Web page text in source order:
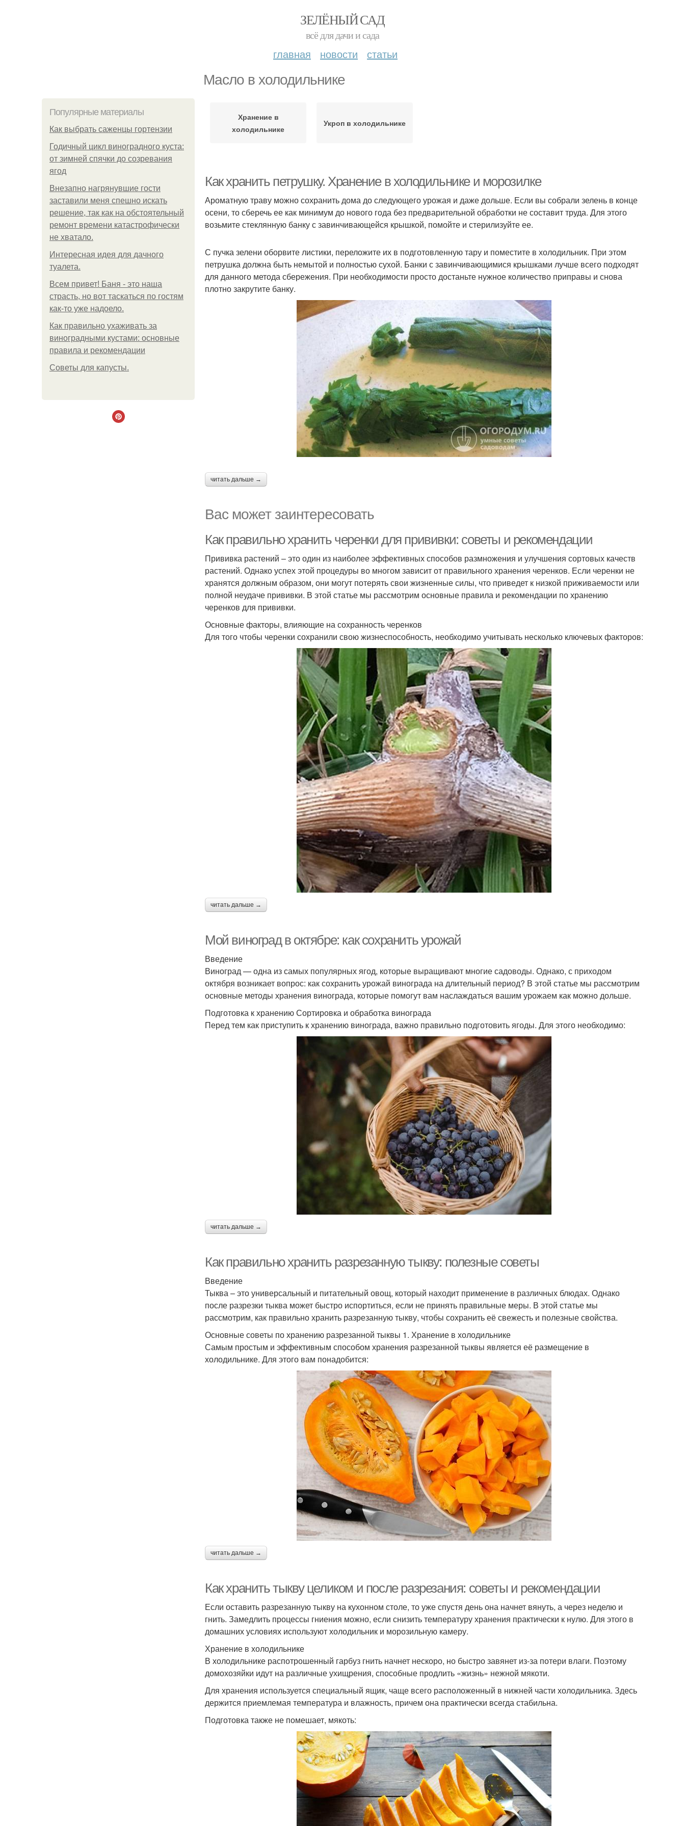
ЗЕЛЁНЫЙ САД
всё для дачи и сада
главная новости статьи
Масло в холодильнике
Популярные материалы
Как выбрать саженцы гортензии
Годичный цикл виноградного куста:
от зимней спячки до созревания
ягод
Внезапно нагрянувшие гости
заставили меня спешно искать
решение, так как на обстоятельный
ремонт времени катастрофически
не хватало.
Интересная идея для дачного
туалета.
Всем привет! Баня - это наша
страсть, но вот таскаться по гостям
как-то уже надоело.
Как правильно ухаживать за
виноградными кустами: основные
правила и рекомендации
Советы для капусты.
Хранение в
холодильнике
Укроп в холодильнике
Как хранить петрушку. Хранение в холодильнике и морозилке
Ароматную траву можно сохранить дома до следующего урожая и даже дольше. Если вы собрали зелень в конце
осени, то сберечь ее как минимум до нового года без предварительной обработки не составит труда. Для этого
возьмите стеклянную банку с завинчивающейся крышкой, помойте и стерилизуйте ее.
С пучка зелени оборвите листики, переложите их в подготовленную тару и поместите в холодильник. При этом
петрушка должна быть немытой и полностью сухой. Банки с завинчивающимися крышками лучше всего подходят
для данного метода сбережения. При необходимости просто достаньте нужное количество приправы и снова
плотно закрутите банку.
читать дальше →
Вас может заинтересовать
Как правильно хранить черенки для прививки: советы и рекомендации
Прививка растений – это один из наиболее эффективных способов размножения и улучшения сортовых качеств
растений. Однако успех этой процедуры во многом зависит от правильного хранения черенков. Если черенки не
хранятся должным образом, они могут потерять свои жизненные силы, что приведет к низкой приживаемости или
полной неудаче прививки. В этой статье мы рассмотрим основные правила и рекомендации по хранению
черенков для прививки.
Основные факторы, влияющие на сохранность черенков
Для того чтобы черенки сохранили свою жизнеспособность, необходимо учитывать несколько ключевых факторов:
читать дальше →
Мой виноград в октябре: как сохранить урожай
Введение
Виноград — одна из самых популярных ягод, которые выращивают многие садоводы. Однако, с приходом
октября возникает вопрос: как сохранить урожай винограда на длительный период? В этой статье мы рассмотрим
основные методы хранения винограда, которые помогут вам наслаждаться вашим урожаем как можно дольше.
Подготовка к хранению Сортировка и обработка винограда
Перед тем как приступить к хранению винограда, важно правильно подготовить ягоды. Для этого необходимо:
читать дальше →
Как правильно хранить разрезанную тыкву: полезные советы
Введение
Тыква – это универсальный и питательный овощ, который находит применение в различных блюдах. Однако
после разрезки тыква может быстро испортиться, если не принять правильные меры. В этой статье мы
рассмотрим, как правильно хранить разрезанную тыкву, чтобы сохранить её свежесть и полезные свойства.
Основные советы по хранению разрезанной тыквы 1. Хранение в холодильнике
Самым простым и эффективным способом хранения разрезанной тыквы является её размещение в
холодильнике. Для этого вам понадобится:
читать дальше →
Как хранить тыкву целиком и после разрезания: советы и рекомендации
Если оставить разрезанную тыкву на кухонном столе, то уже спустя день она начнет вянуть, а через неделю и
гнить. Замедлить процессы гниения можно, если снизить температуру хранения практически к нулю. Для этого в
домашних условиях используют холодильник и морозильную камеру.
Хранение в холодильнике
В холодильнике распотрошенный гарбуз гнить начнет нескоро, но быстро завянет из-за потери влаги. Поэтому
домохозяйки идут на различные ухищрения, способные продлить «жизнь» нежной мякоти.
Для хранения используется специальный ящик, чаще всего расположенный в нижней части холодильника. Здесь
держится приемлемая температура и влажность, причем она практически всегда стабильна.
Подготовка также не помешает, мякоть: